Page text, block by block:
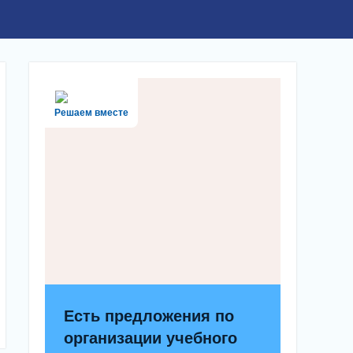
Решаем вместе
Есть предложения по
организации учебного